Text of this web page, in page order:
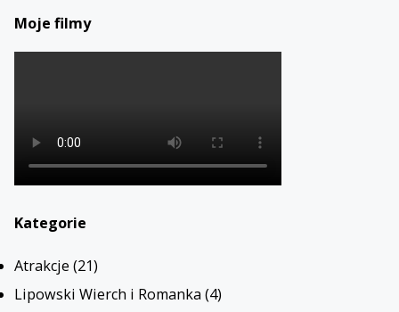
Moje filmy
Kategorie
Atrakcje (21)
Lipowski Wierch i Romanka (4)